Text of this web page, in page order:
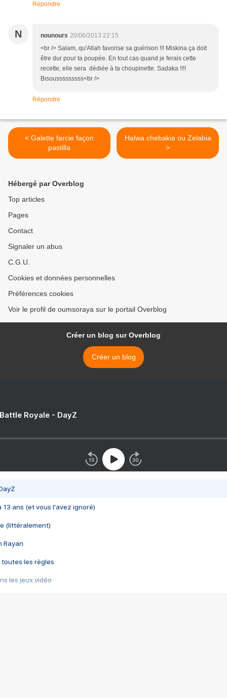
Répondre
N nounours 20/06/2013 22:15
<br /> Salam, qu'Allah favorise sa guérison !!! Miskina ça doit
être dur pour ta poupée. En tout cas quand je ferais cette
recette, elle sera dédiée à ta choupinette. Sadaka !!!!
Bisousssssssss<br />
Répondre
< Galette farcie façon
pastilla
Halwa chebakia ou Zelabia
>
Hébergé par Overblog
Top articles
Pages
Contact
Signaler un abus
C.G.U.
Cookies et données personnelles
Préférences cookies
Voir le profil de oumsoraya sur le portail Overblog
Créer un blog sur Overblog
Créer un blog
Royale - DayZ
13 ans (et vous l'avez ignoré)
(littéralement)
Rayan
toutes les règles
les jeux vidéo